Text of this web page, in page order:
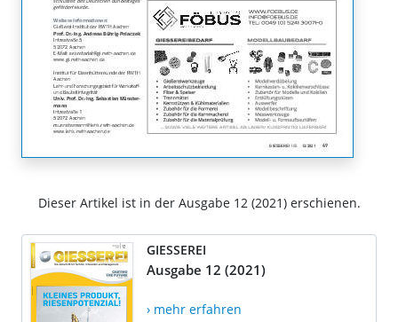
Dieser Artikel ist in der Ausgabe 12 (2021) erschienen.
GIESSEREI
Ausgabe 12 (2021)
› mehr erfahren